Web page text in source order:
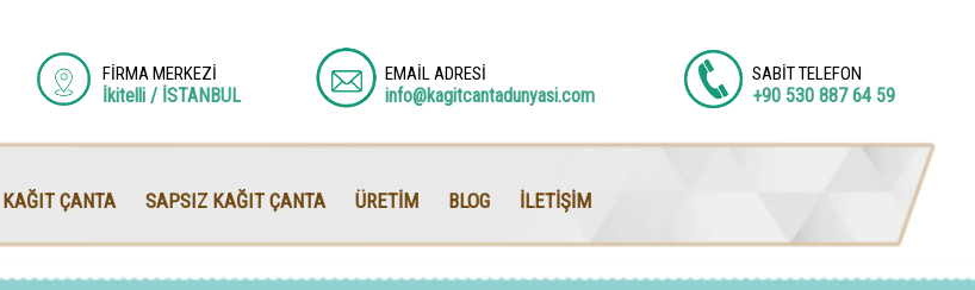
FİRMA MERKEZİ
İkitelli / İSTANBUL
EMAİL ADRESİ
info@kagitcantadunyasi.com
SABİT TELEFON
+90 530 887 64 59
KAĞIT ÇANTA SAPSIZ KAĞIT ÇANTA ÜRETİM BLOG İLETİŞİM